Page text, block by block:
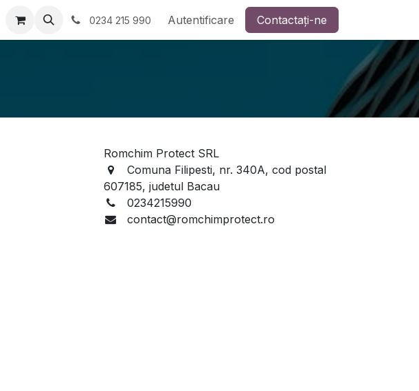
0234 215 990 Autentificare Contactați-ne
Romchim Protect SRL
Comuna Filipesti, nr. 340A, cod postal
607185, judetul Bacau
0234215990
contact@romchimprotect.ro